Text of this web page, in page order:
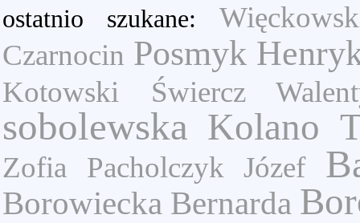
ostatnio szukane:
Czarnocin Posmyk
Kotowski Świercz
sobolewska Kolano
Zofia Pacholczyk Józef
Borowiecka Bernarda